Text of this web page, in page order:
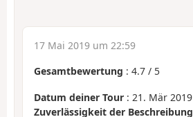
17 Mai 2019 um 22:59
Gesamtbewertung : 4.7 / 5
Datum deiner Tour : 21. Mär 2019
Zuverlässigkeit der Beschreibung